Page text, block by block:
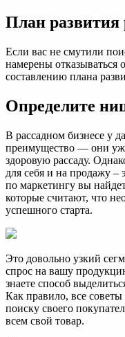
План развития
Если вас не смутили
намерены отказываться
составлению плана
Определите
В рассадном бизнесе у
преимущество — они
здоровую рассаду.
для себя и на продажу
по маркетингу вы
которые считают, что
успешного старта.
Это довольно узкий
спрос на вашу
знаете способ
Как правило, все
поиску своего
всем свой товар.